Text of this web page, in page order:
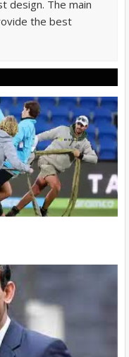
design. The main
the best